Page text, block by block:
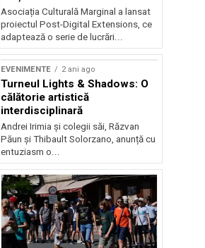
internațională
Asociația Culturală Marginal a lansat
proiectul Post-Digital Extensions, ce
adaptează o serie de lucrări...
EVENIMENTE 2 ani ago
Turneul Lights & Shadows: O
călătorie artistică
interdisciplinară
Andrei Irimia și colegii săi, Răzvan
Păun și Thibault Solorzano, anunță cu
entuziasm o...